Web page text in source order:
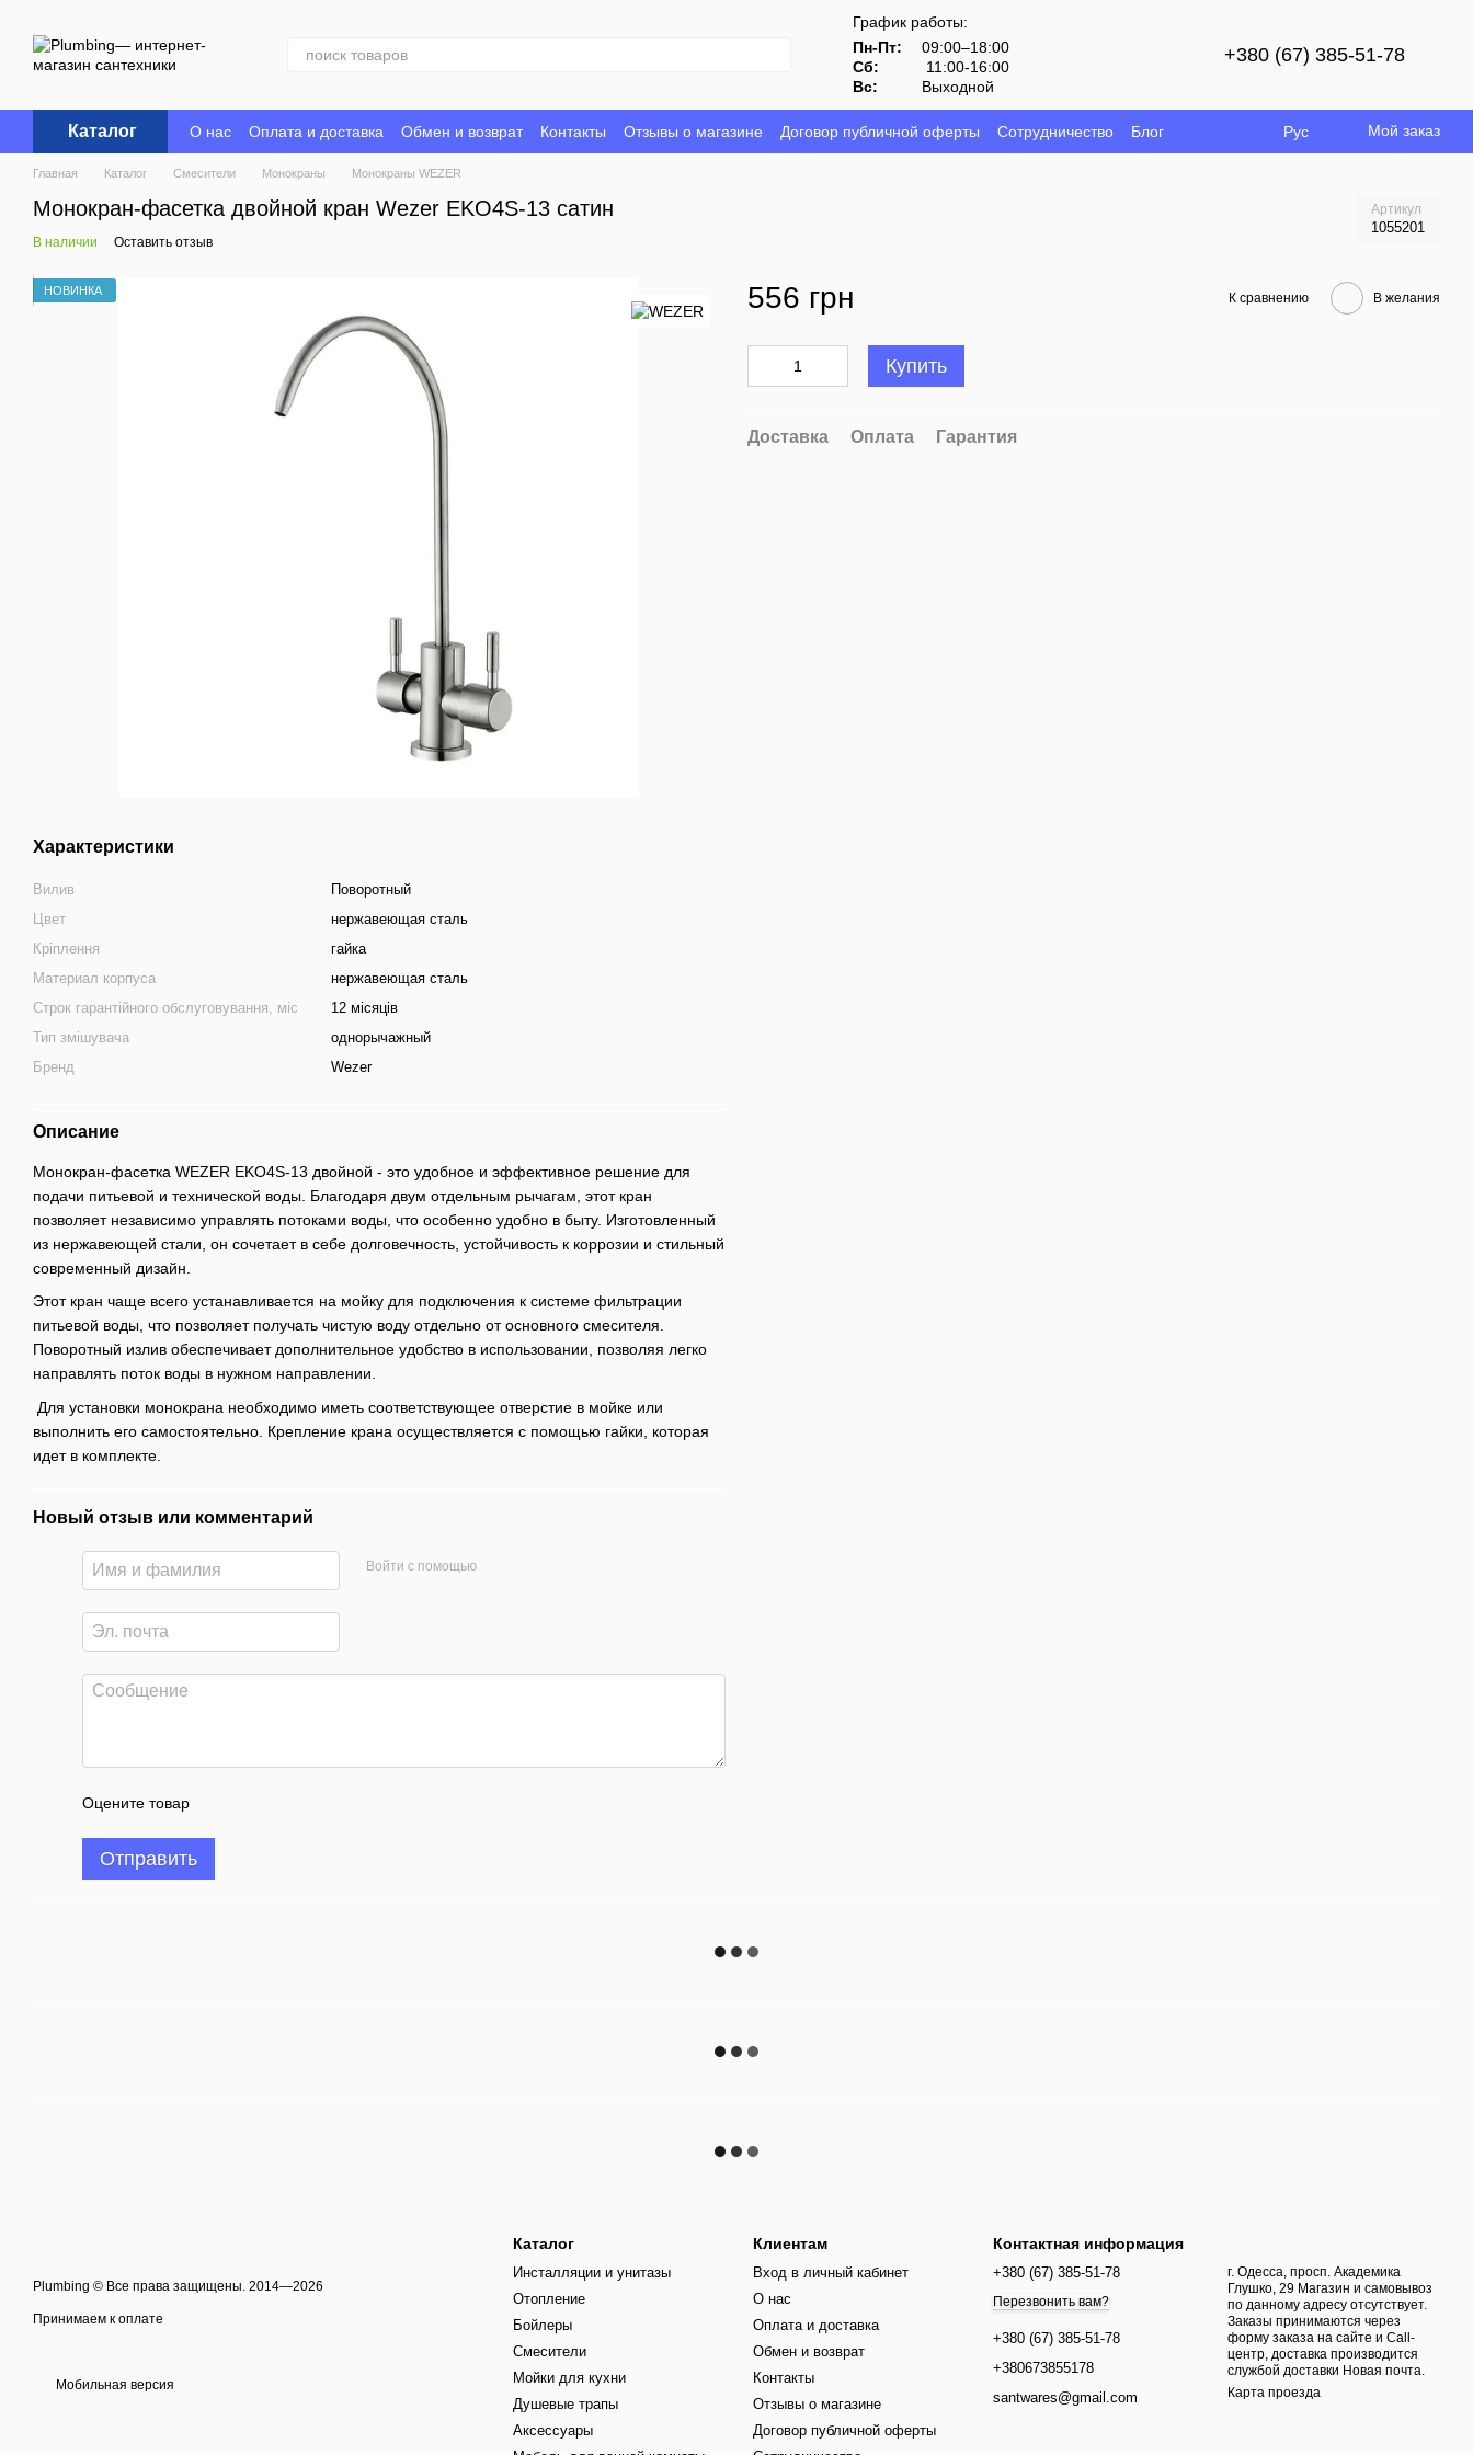
График работы:
Пн-Пт:
09:00–18:00
Сб:
11:00-16:00
Вс:
Выходной
+380 (67) 385-51-78
Каталог О нас Оплата и доставка Обмен и возврат Контакты Отзывы о магазине Договор публичной оферты Сотрудничество Блог Рус Мой заказ
Главная Каталог Смесители Монокраны Монокраны WEZER
Монокран-фасетка двойной кран Wezer EKO4S-13 сатин Артикул
1055201
В наличии Оставить отзыв
НОВИНКА
Характеристики
Вилив
Поворотный
Цвет
нержавеющая сталь
Крiплення
гайка
Материал корпуса
нержавеющая сталь
Строк гарантійного обслуговування, міс
12 місяців
Тип змішувача
однорычажный
Бренд
Wezer
Описание
Монокран-фасетка WEZER EKO4S-13 двойной - это удобное и эффективное решение для
подачи питьевой и технической воды. Благодаря двум отдельным рычагам, этот кран
позволяет независимо управлять потоками воды, что особенно удобно в быту. Изготовленный
из нержавеющей стали, он сочетает в себе долговечность, устойчивость к коррозии и стильный
современный дизайн.
Этот кран чаще всего устанавливается на мойку для подключения к системе фильтрации
питьевой воды, что позволяет получать чистую воду отдельно от основного смесителя.
Поворотный излив обеспечивает дополнительное удобство в использовании, позволяя легко
направлять поток воды в нужном направлении.
Для установки монокрана необходимо иметь соответствующее отверстие в мойке или
выполнить его самостоятельно. Крепление крана осуществляется с помощью гайки, которая
идет в комплекте.
Новый отзыв или комментарий
Войти с помощью
Оцените товар
Отправить
556 грн К сравнению В желания
Купить
Доставка Оплата Гарантия
Plumbing © Все права защищены. 2014—2026
Принимаем к оплате
Мобильная версия
Каталог
Инсталляции и унитазы
Отопление
Бойлеры
Смесители
Мойки для кухни
Душевые трапы
Аксессуары
Клиентам
Вход в личный кабинет
О нас
Оплата и доставка
Обмен и возврат
Контакты
Отзывы о магазине
Договор публичной оферты
Контактная информация
+380 (67) 385-51-78
Перезвонить вам?
+380 (67) 385-51-78
+380673855178
santwares@gmail.com
г. Одесса, просп. Академика
Глушко, 29 Магазин и самовывоз
по данному адресу отсутствует.
Заказы принимаются через
форму заказа на сайте и Call-
центр, доставка производится
службой доставки Новая почта.
Карта проезда